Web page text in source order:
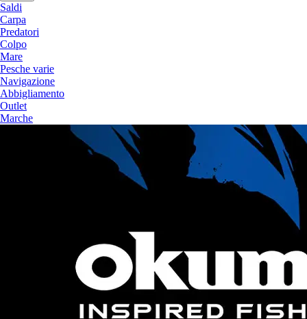
Saldi
Carpa
Predatori
Colpo
Mare
Pesche varie
Navigazione
Abbigliamento
Outlet
Marche